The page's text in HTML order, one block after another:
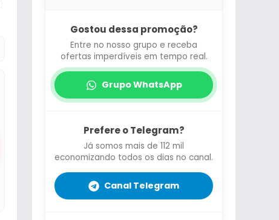
Gostou dessa promoção?
Entre no nosso grupo e receba
ofertas imperdíveis em tempo real.
Grupo WhatsApp
Prefere o Telegram?
Já somos mais de 112 mil
economizando todos os dias no canal.
Canal Telegram